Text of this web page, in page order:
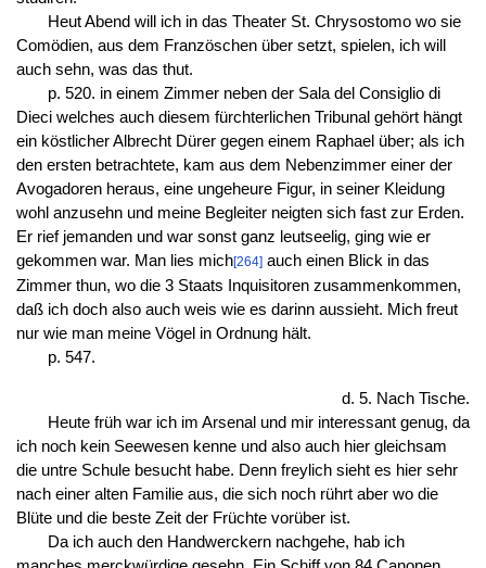
Heut Abend will ich in das Theater St. Chrysostomo wo sie
Comödien, aus dem Französchen über setzt, spielen, ich will
auch sehn, was das thut.
p. 520. in einem Zimmer neben der Sala del Consiglio di
Dieci welches auch diesem fürchterlichen Tribunal gehört hängt
ein köstlicher Albrecht Dürer gegen einem Raphael über; als ich
den ersten betrachtete, kam aus dem Nebenzimmer einer der
Avogadoren heraus, eine ungeheure Figur, in seiner Kleidung
wohl anzusehn und meine Begleiter neigten sich fast zur Erden.
Er rief jemanden und war sonst ganz leutseelig, ging wie er
gekommen war. Man lies mich[264]auch einen Blick in das
Zimmer thun, wo die 3 Staats Inquisitoren zusammenkommen,
daß ich doch also auch weis wie es darinn aussieht. Mich freut
nur wie man meine Vögel in Ordnung hält.
p. 547.
d. 5. Nach Tische.
Heute früh war ich im Arsenal und mir interessant genug, da
ich noch kein Seewesen kenne und also auch hier gleichsam
die untre Schule besucht habe. Denn freylich sieht es hier sehr
nach einer alten Familie aus, die sich noch rührt aber wo die
Blüte und die beste Zeit der Früchte vorüber ist.
Da ich auch den Handwerckern nachgehe, hab ich